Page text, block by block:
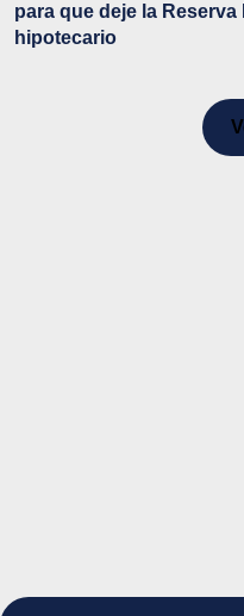
para que deje la
hipotecario